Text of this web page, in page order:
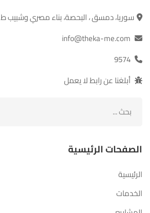
سوريا، دمسق ، البحصة، بناء مصري وشبيب ط1
info@theka-me.com
9574
أبلغنا عن رابط لا يعمل
الصفحات الرئيسية
الرئيسية
الخدمات